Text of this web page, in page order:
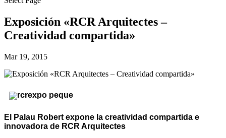
Exposición «RCR Arquitectes –
Creatividad compartida»
Mar 19, 2015
El Palau Robert expone la creatividad compartida e
innovadora de RCR Arquitectes